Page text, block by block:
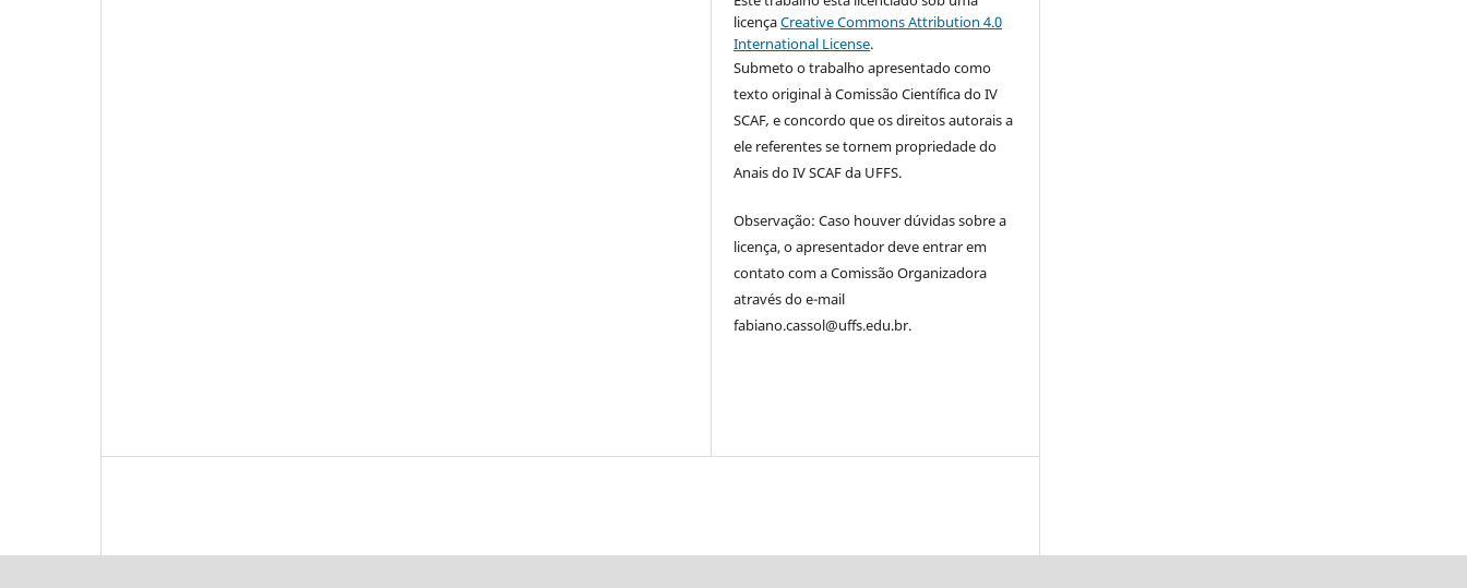
licençaCreative Commons Attribution 4.0
International License.
Submeto o trabalho apresentado como
texto original à Comissão Científica do IV
SCAF,e concordo que os direitos autorais a
ele referentes se tornem propriedade do
Anais do IV SCAF da UFFS.
Observação: Caso houver dúvidas sobre a
licença, o apresentador deve entrar em
contato com a Comissão Organizadora
através do e-mail
fabiano.cassol@uffs.edu.br.